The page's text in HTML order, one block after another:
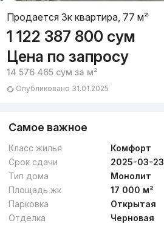
Продается 3к квартира, 77 м²
1 122 387 800 сум
Цена по запросу
14 576 465 сум за м²
Опубликовано 31.01.2025
Самое важное
Класс жилья
Комфорт
Срок сдачи
2025-03-23
Тип дома
Монолит
Площадь жк
17 000 м²
Парковка
Открытая
Отделка
Черновая